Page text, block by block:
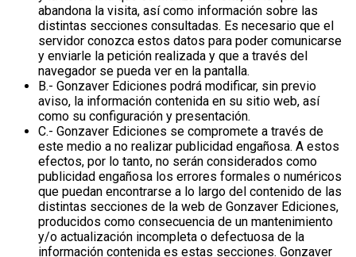
abandona la visita, así como información sobre las
distintas secciones consultadas. Es necesario que el
servidor conozca estos datos para poder comunicarse
y enviarle la petición realizada y que a través del
navegador se pueda ver en la pantalla.
B.- Gonzaver Ediciones podrá modificar, sin previo
aviso, la información contenida en su sitio web, así
como su configuración y presentación.
C.- Gonzaver Ediciones se compromete a través de
este medio a no realizar publicidad engañosa. A estos
efectos, por lo tanto, no serán considerados como
publicidad engañosa los errores formales o numéricos
que puedan encontrarse a lo largo del contenido de las
distintas secciones de la web de Gonzaver Ediciones,
producidos como consecuencia de un mantenimiento
y/o actualización incompleta o defectuosa de la
información contenida es estas secciones. Gonzaver